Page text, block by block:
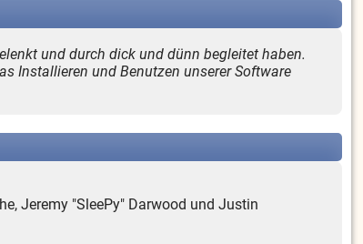
und durch dick und dünn begleitet haben.
Installieren und Benutzen unserer Software
Jeremy "SleePy" Darwood und Justin